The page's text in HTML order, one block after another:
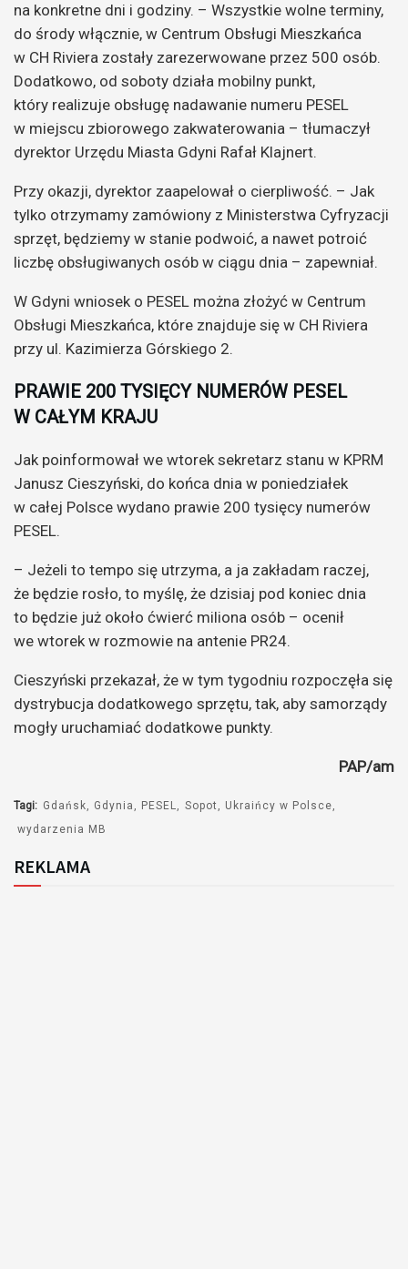
na konkretne dni i godziny. – Wszystkie wolne terminy,
do środy włącznie, w Centrum Obsługi Mieszkańca
w CH Riviera zostały zarezerwowane przez 500 osób.
Dodatkowo, od soboty działa mobilny punkt,
który realizuje obsługę nadawanie numeru PESEL
w miejscu zbiorowego zakwaterowania – tłumaczył
dyrektor Urzędu Miasta Gdyni Rafał Klajnert.
Przy okazji, dyrektor zaapelował o cierpliwość. – Jak
tylko otrzymamy zamówiony z Ministerstwa Cyfryzacji
sprzęt, będziemy w stanie podwoić, a nawet potroić
liczbę obsługiwanych osób w ciągu dnia – zapewniał.
W Gdyni wniosek o PESEL można złożyć w Centrum
Obsługi Mieszkańca, które znajduje się w CH Riviera
przy ul. Kazimierza Górskiego 2.
PRAWIE 200 TYSIĘCY NUMERÓW PESEL
W CAŁYM KRAJU
Jak poinformował we wtorek sekretarz stanu w KPRM
Janusz Cieszyński, do końca dnia w poniedziałek
w całej Polsce wydano prawie 200 tysięcy numerów
PESEL.
– Jeżeli to tempo się utrzyma, a ja zakładam raczej,
że będzie rosło, to myślę, że dzisiaj pod koniec dnia
to będzie już około ćwierć miliona osób – ocenił
we wtorek w rozmowie na antenie PR24.
Cieszyński przekazał, że w tym tygodniu rozpoczęła się
dystrybucja dodatkowego sprzętu, tak, aby samorządy
mogły uruchamiać dodatkowe punkty.
PAP/am
Tagi: Gdańsk Gdynia PESEL Sopot
Ukraińcy w Polsce
wydarzenia MB
REKLAMA